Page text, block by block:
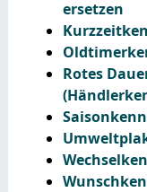
ersetzen
Rotes